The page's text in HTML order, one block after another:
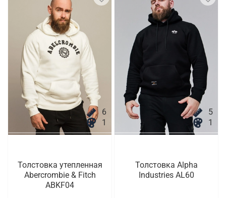
6
1
Толстовка утепленная
Abercrombie & Fitch
ABKF04
5
1
Толстовка Alpha
Industries AL60